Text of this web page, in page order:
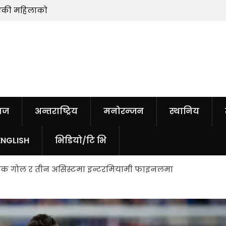
महिलाको
अन्तराष्ट्रिय मनोरन्जन स्थानिय
भिडियो/टि भि
गोल र तीन असिस्टमा इन्टरमियामी फाइनलमा